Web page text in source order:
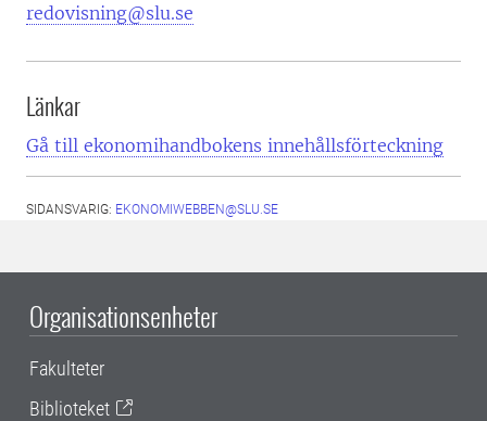
redovisning@slu.se
Länkar
Gå till ekonomihandbokens innehållsförteckning
SIDANSVARIG: EKONOMIWEBBEN@SLU.SE
Organisationsenheter
Fakulteter
Biblioteket